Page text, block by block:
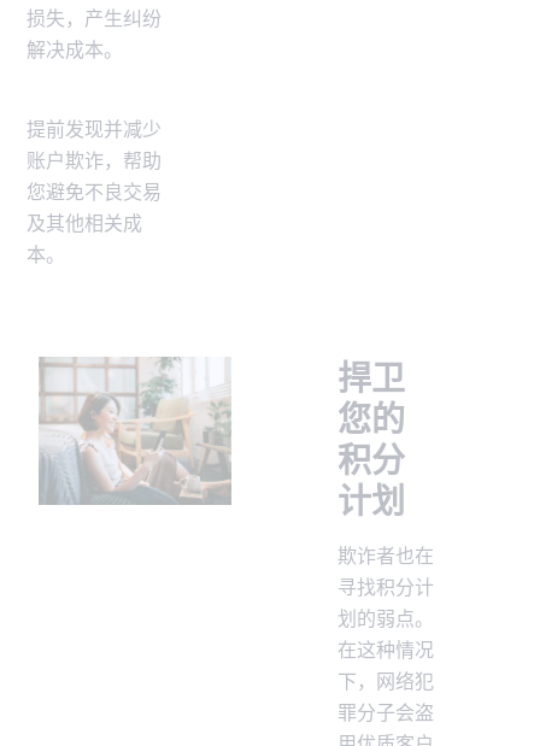
损失，产生纠纷
解决成本。
提前发现并减少
账户欺诈，帮助
您避免不良交易
及其他相关成
本。
捍卫
您的
积分
计划
欺诈者也在
寻找积分计
划的弱点。
在这种情况
下，网络犯
罪分子会盗